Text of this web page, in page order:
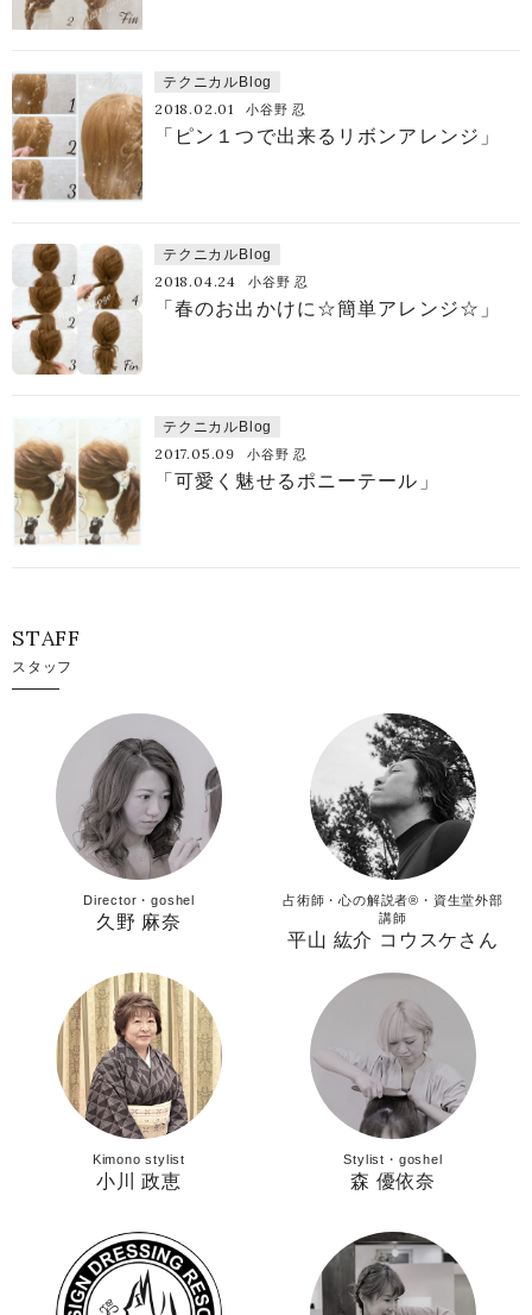
テクニカルBlog
2018.02.01 小谷野 忍
「ピン１つで出来るリボンアレンジ」
テクニカルBlog
2018.04.24 小谷野 忍
「春のお出かけに☆簡単アレンジ☆」
テクニカルBlog
2017.05.09 小谷野 忍
「可愛く魅せるポニーテール」
STAFF
スタッフ
Director・goshel
久野 麻奈
占術師・心の解説者®︎・資生堂外部
講師
平山 紘介 コウスケさん
Kimono stylist
小川 政恵
Stylist・goshel
森 優依奈